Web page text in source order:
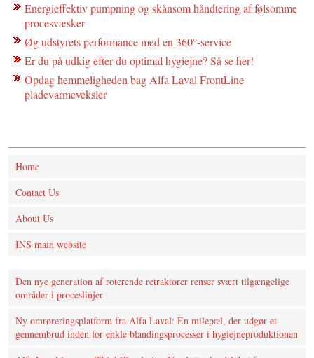
Energieffektiv pumpning og skånsom håndtering af følsomme
procesvæsker
Øg udstyrets performance med en 360°-service
Er du på udkig efter du optimal hygiejne? Så se her!
Opdag hemmeligheden bag Alfa Laval FrontLine
pladevarmeveksler
Home
Contact Us
About Us
INS main website
Den nye generation af roterende retraktorer renser svært tilgængelige
områder i proceslinjer
Ny omrøreringsplatform fra Alfa Laval: En milepæl, der udgør et
gennembrud inden for enkle blandingsprocesser i hygiejneproduktionen